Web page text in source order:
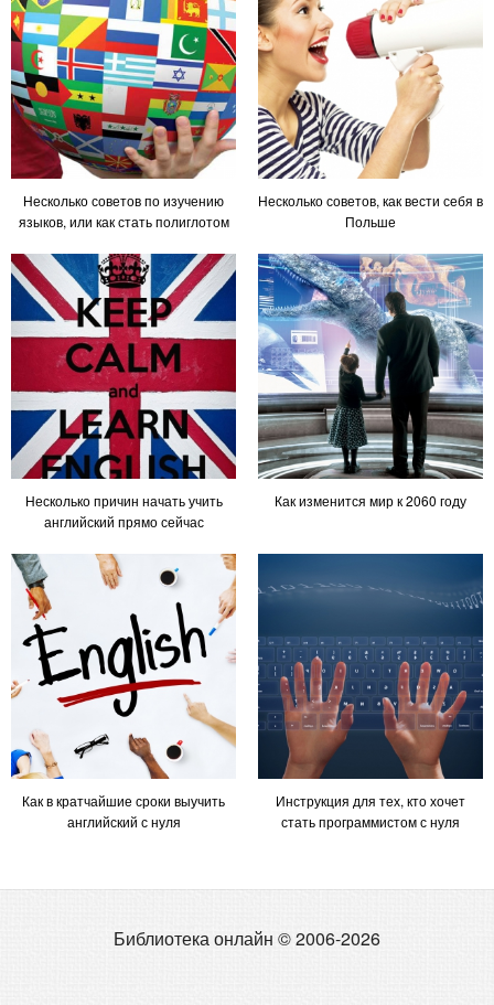
Несколько советов по изучению
языков, или как стать полиглотом
Несколько советов, как вести себя в
Польше
Несколько причин начать учить
английский прямо сейчас
Как изменится мир к 2060 году
Как в кратчайшие сроки выучить
английский с нуля
Инструкция для тех, кто хочет
стать программистом с нуля
Библиотека онлайн © 2006-2026